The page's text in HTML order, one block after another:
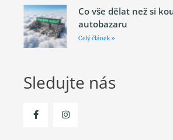
Co vše dělat než si
autobazaru
Celý článek »
Sledujte nás